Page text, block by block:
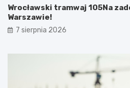
Wrocławski tramwaj 105Na
Warszawie!
7 sierpnia 2026